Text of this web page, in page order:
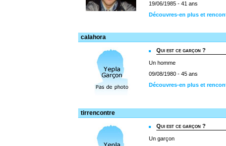
19/06/1985 - 41 ans
Découvres-en plus et
calahora
Qui est ce garçon ?
Un homme
09/08/1980 - 45 ans
Découvres-en plus et
tirrencontre
Qui est ce garçon ?
Un garçon